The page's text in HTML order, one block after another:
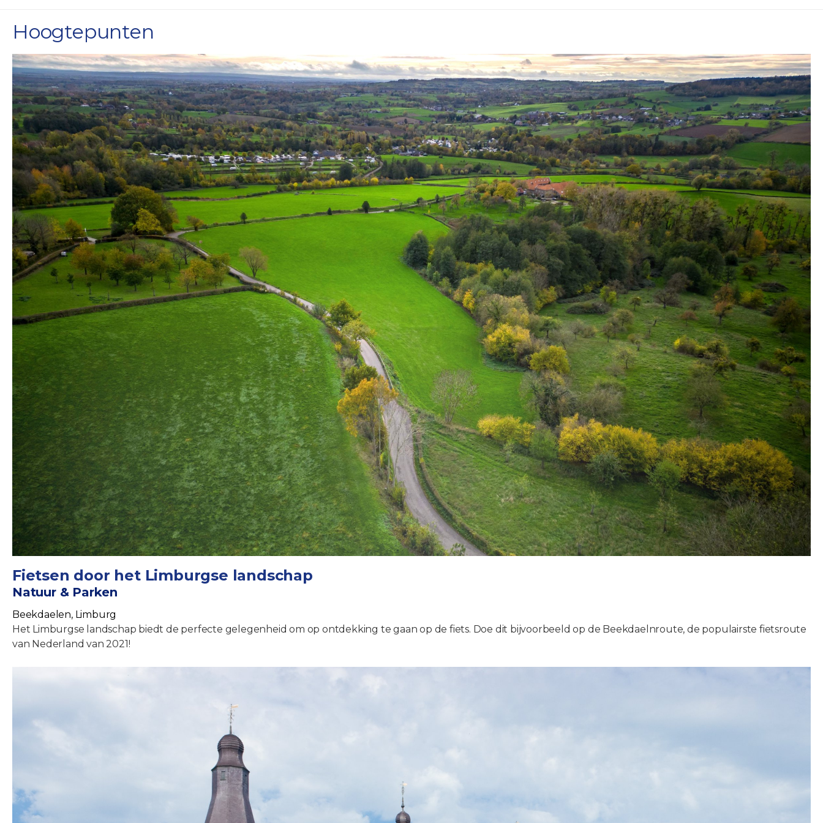
Hoogtepunten
Fietsen door het Limburgse landschap
Natuur & Parken
Beekdaelen, Limburg
Het Limburgse landschap biedt de perfecte gelegenheid om op ontdekking te gaan op de fiets. Doe dit bijvoorbeeld op de Beekdaelnroute, de populairste fietsroute
van Nederland van 2021!